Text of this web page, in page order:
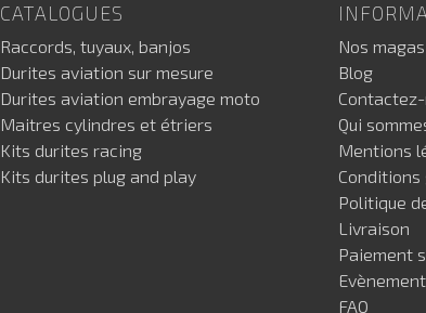
CATALOGUES
Raccords, tuyaux, banjos
Durites aviation sur mesure
Durites aviation embrayage moto
Maitres cylindres et étriers
Kits durites racing
Kits durites plug and play
Nos
Blog
Qui
Mentions
Politique
Livraison
Paiement
FAQ